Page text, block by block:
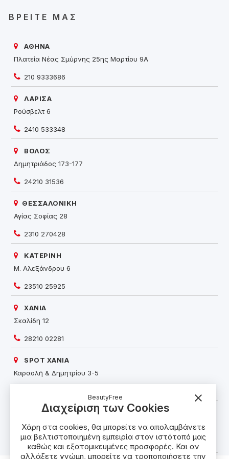
ΒΡΕΊΤΕ ΜΑΣ
ΑΘΗΝΑ
Πλατεία Νέας Σμύρνης 25ης Μαρτίου 9Α
210 9333686
ΛΑΡΙΣΑ
Ρούσβελτ 6
2410 533348
ΒΟΛΟΣ
Δημητριάδος 173-177
24210 31536
ΘΕΣΣΑΛΟΝΙΚΗ
Αγίας Σοφίας 28
2310 270428
ΚΑΤΕΡΙΝΗ
Μ. Αλεξάνδρου 6
23510 25925
ΧΑΝΙΑ
Σκαλίδη 12
28210 02281
SPOT ΧΑΝΙΑ
Καραολή & Δημητρίου 3-5
ΡΕΘΥΜΝΟ
Κουντουριώτου 84
28310 58995
BeautyFree
Διαχείριση των Cookies
close
Χάρη στα cookies, θα μπορείτε να απολαμβάνετε
μια βελτιστοποιημένη εμπειρία στον ιστότοπό μας
καθώς και εξατομικευμένες προσφορές. Και αν
αλλάξετε γνώμη, μπορείτε να τροποποιήσετε την